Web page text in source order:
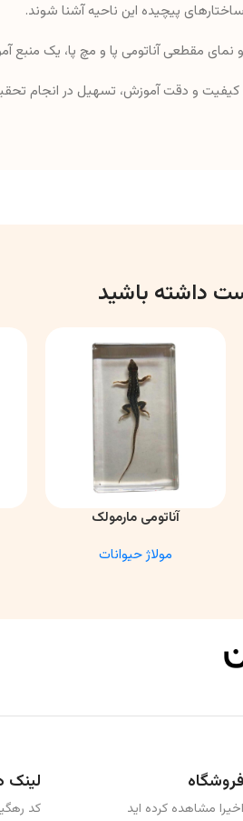
پیچیده این ناحیه آشنا شوند.
نمای مقطعی آناتومی پا و مچ پا، یک
کیفیت و دقت آموزش، تسهیل در انجام
داشته باشید
اطلاعات بیشترآناتومی مارمولک
مولاژ حیوانات
فروشگاه
اخیرا مشاهده کرده اید
لینک
کد